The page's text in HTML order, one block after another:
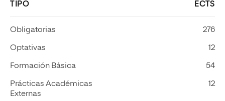
TIPO ECTS
Obligatorias 276
Optativas 12
Formación Básica 54
Prácticas Académicas
Externas
12